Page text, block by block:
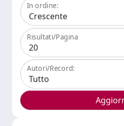
In ordine:
Risultati/Pagina
Autori/Record: